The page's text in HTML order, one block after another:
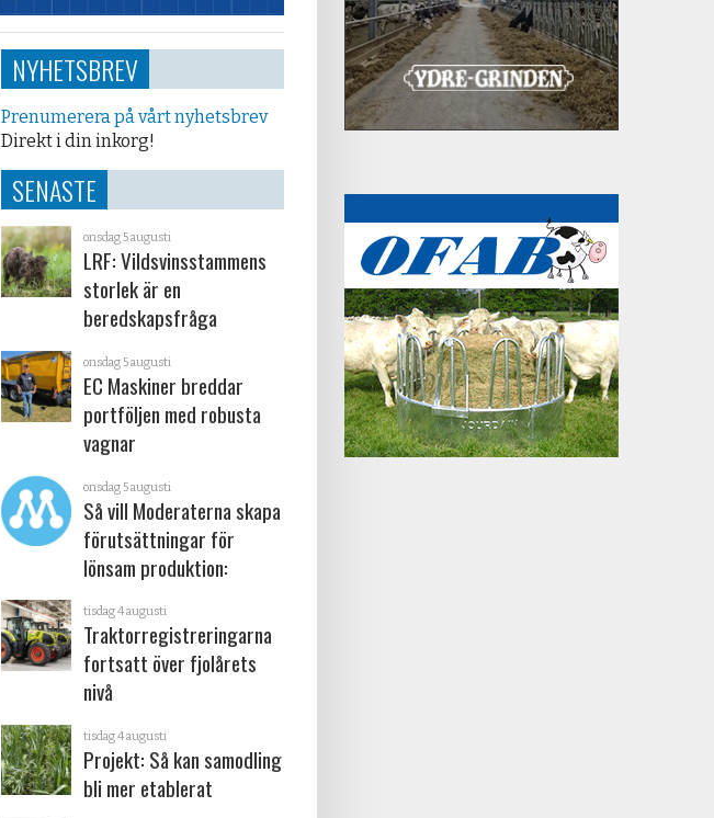
NYHETSBREV
Prenumerera på vårt nyhetsbrev
Direkt i din inkorg!
SENASTE
onsdag 5 augusti
LRF: Vildsvinsstammens
storlek är en
beredskapsfråga
onsdag 5 augusti
EC Maskiner breddar
portföljen med robusta
vagnar
onsdag 5 augusti
Så vill Moderaterna skapa
förutsättningar för
lönsam produktion:
tisdag 4 augusti
Traktorregistreringarna
fortsatt över fjolårets
nivå
tisdag 4 augusti
Projekt: Så kan samodling
bli mer etablerat